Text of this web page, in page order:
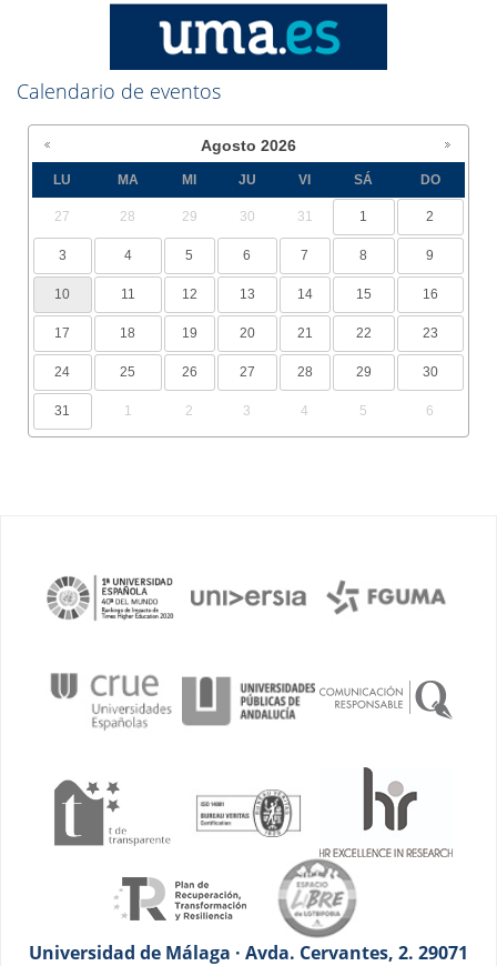
Calendario de eventos
Agosto 2026
LU MA MI JU VI SÁ DO
27 28 29 30 31 1 2
3 4 5 6 7 8 9
10 11 12 13 14 15 16
17 18 19 20 21 22 23
24 25 26 27 28 29 30
31 1 2 3 4 5 6
Universidad de Málaga · Avda. Cervantes, 2. 29071